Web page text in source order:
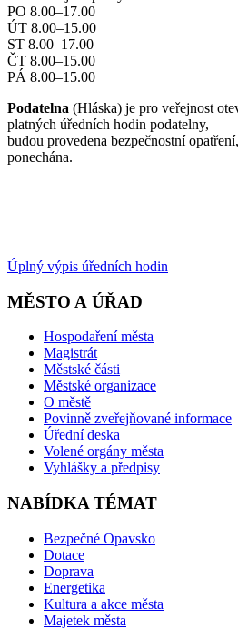
PO 8.00–17.00
ÚT 8.00–15.00
ST 8.00–17.00
ČT 8.00–15.00
PÁ 8.00–15.00
Podatelna (Hláska) je pro veřejnost
platných úředních hodin podatelny,
budou provedena bezpečnostní
ponechána.
Úplný výpis úředních hodin
MĚSTO A ÚŘAD
Hospodaření města
Magistrát
Městské části
Městské organizace
O městě
Povinně zveřejňované informace
Úřední deska
Volené orgány města
Vyhlášky a předpisy
NABÍDKA TÉMAT
Bezpečné Opavsko
Dotace
Doprava
Energetika
Kultura a akce města
Majetek města